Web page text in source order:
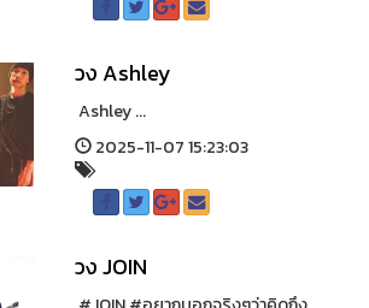
วง Ashley
Ashley ...
2025-11-07 15:23:03
วง JOIN